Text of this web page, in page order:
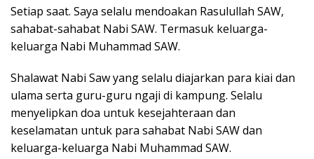
Setiap saat. Saya selalu mendoakan Rasulullah SAW,
sahabat-sahabat Nabi SAW. Termasuk keluarga-
keluarga Nabi Muhammad SAW.
Shalawat Nabi Saw yang selalu diajarkan para kiai dan
ulama serta guru-guru ngaji di kampung. Selalu
menyelipkan doa untuk kesejahteraan dan
keselamatan untuk para sahabat Nabi SAW dan
keluarga-keluarga Nabi Muhammad SAW.